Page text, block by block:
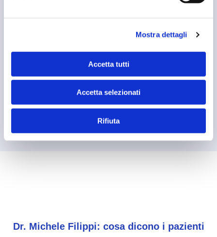
Mostra dettagli
Accetta tutti
Accetta selezionati
Rifiuta
La visita ortopedica è un esame medico
Dr. Michele Filippi: cosa dicono i pazienti